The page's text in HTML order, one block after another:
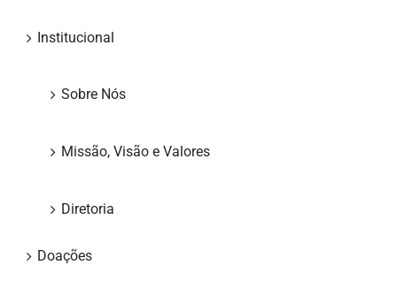
Institucional
Sobre Nós
Missão, Visão e Valores
Diretoria
Doações